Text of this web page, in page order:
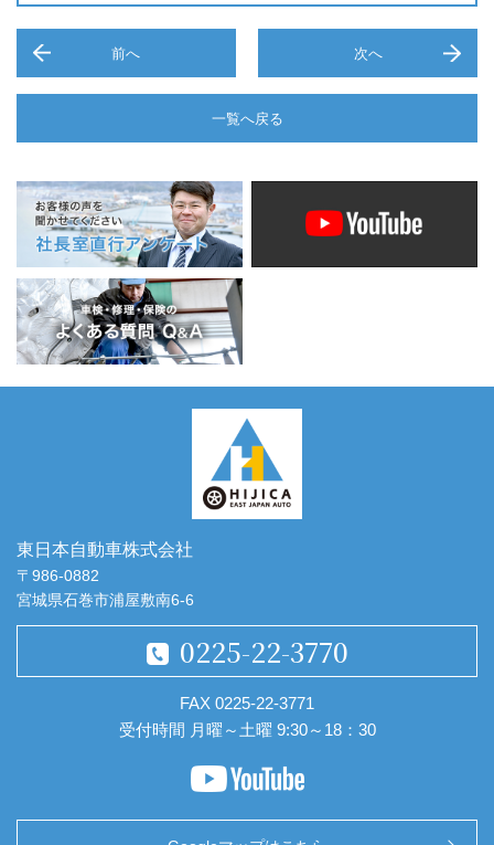
前へ 次へ
一覧へ戻る
式会社
東日本自動車株式会社
〒986-0882
宮城県石巻市浦屋敷南6-6
0225-22-3770
FAX 0225-22-3771
受付時間 月曜～土曜 9:30～18：30